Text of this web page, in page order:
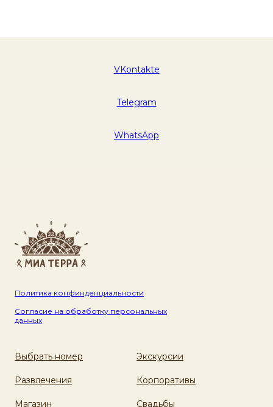
VKontakte
Telegram
WhatsApp
Политика конфинденциальности
Согласие на обработку персональных
данных
Выбрать номер
Развлечения
Магазин
Экскурсии
Корпоративы
Свадьбы